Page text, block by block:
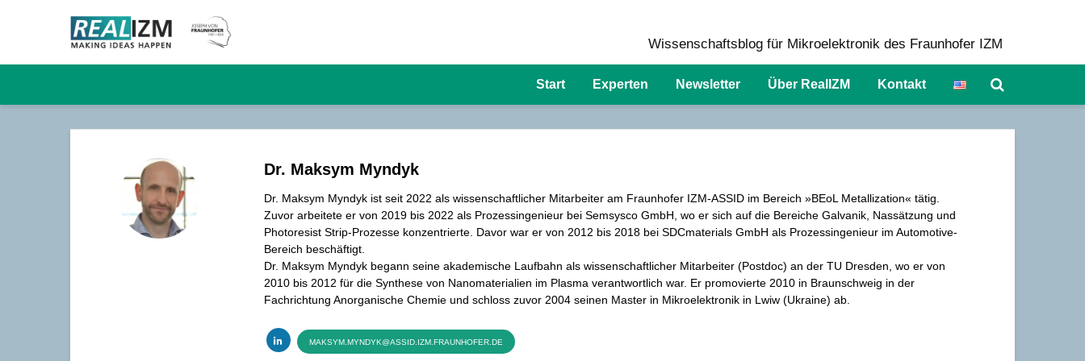
Wissenschaftsblog für Mikroelektronik des Fraunhofer IZM
Start Experten Newsletter Über RealIZM Kontakt
Dr. Maksym Myndyk
Dr. Maksym Myndyk ist seit 2022 als wissenschaftlicher Mitarbeiter am Fraunhofer IZM-ASSID im Bereich »BEoL Metallization« tätig.
Zuvor arbeitete er von 2019 bis 2022 als Prozessingenieur bei Semsysco GmbH, wo er sich auf die Bereiche Galvanik, Nassätzung und
Photoresist Strip-Prozesse konzentrierte. Davor war er von 2012 bis 2018 bei SDCmaterials GmbH als Prozessingenieur im Automotive-
Bereich beschäftigt.
Dr. Maksym Myndyk begann seine akademische Laufbahn als wissenschaftlicher Mitarbeiter (Postdoc) an der TU Dresden, wo er von
2010 bis 2012 für die Synthese von Nanomaterialien im Plasma verantwortlich war. Er promovierte 2010 in Braunschweig in der
Fachrichtung Anorganische Chemie und schloss zuvor 2004 seinen Master in Mikroelektronik in Lwiw (Ukraine) ab.
MAKSYM.MYNDYK@ASSID.IZM.FRAUNHOFER.DE